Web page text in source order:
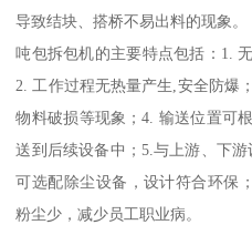
导致结块、搭桥不易出料的现象。
吨包拆包机的主要特点包括：1.
2. 工作过程无热量产生,安全防爆
物料破损等现象；4. 输送位置可
送到后续设备中；5.与上游、下
可选配除尘设备，设计符合环保
粉尘少，减少员工职业病。